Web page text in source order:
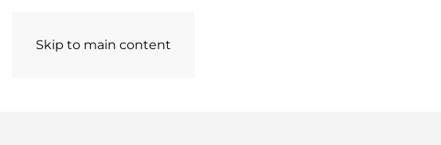
Skip to main content
COLEÇÕES